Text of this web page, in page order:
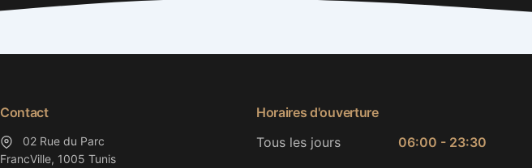
Contact
02 Rue du Parc
FrancVille, 1005 Tunis
Horaires d'ouverture
Tous les jours
06:00 - 23:30